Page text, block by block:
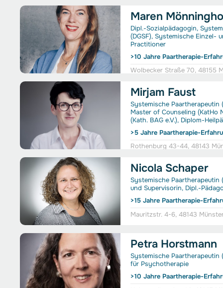
Maren
Dipl.-Sozialpädagogin,
(DGSF), Systemische Einzel-
Practitioner
>10 Jahre Paartherapie-
Wolbecker Straße 70, 48155
Mirjam Faust
Systemische Paartherapeutin
Master of Counseling (KatHo
(Kath. BAG e.V.), Diplom-
>5 Jahre Paartherapie-
Rothenburg 43-44, 48143
Nicola Schaper
Systemische Paartherapeutin
und Supervisorin, Dipl.-
>15 Jahre Paartherapie-
Mauritzstr. 4-6, 48143
Petra Horstmann
Systemische Paartherapeutin
für Psychotherapie
>10 Jahre Paartherapie-